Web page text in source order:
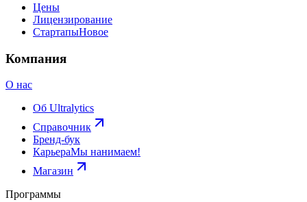
Цены
Лицензирование
СтартапыНовое
Компания
О нас
Об Ultralytics
Справочник
Бренд-бук
КарьераМы нанимаем!
Магазин
Программы